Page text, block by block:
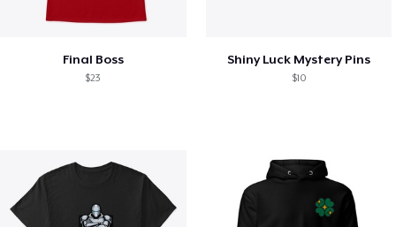
Final Boss
$23
Shiny Luck Mystery Pins
$10